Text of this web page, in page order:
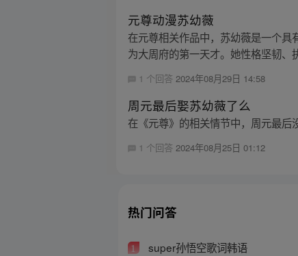
元尊动漫苏幼薇
在元尊相关作品中，苏幼薇是一个
为大周府的第一天才。她性格坚韧
1 个回答 2024年08月29日 14:58
周元最后娶苏幼薇了么
在《元尊》的相关情节中，周元最后
1 个回答2024年08月25日 01:12
热门问答
1 super孙悟空歌词韩语